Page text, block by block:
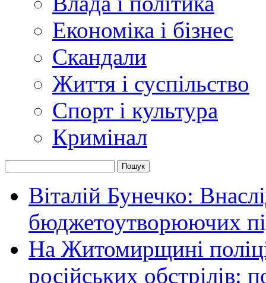
Економіка і бізнес
Скандали
Життя і суспільство
Спорт і культура
Кримінал
Віталій Бунечко:
бюджетоутворюючих
На Житомирщині
російських обстрілів: